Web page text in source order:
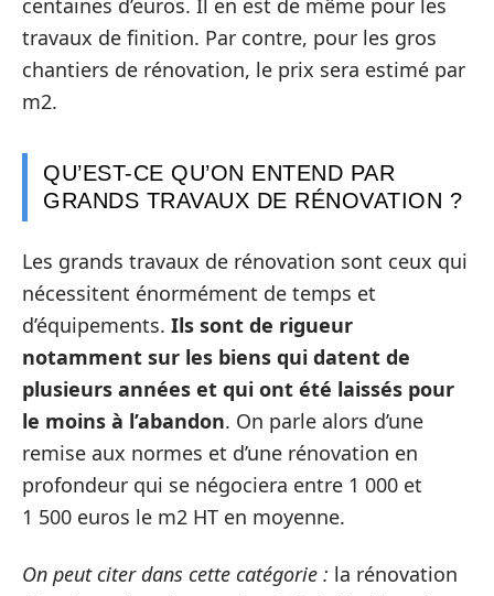
travaux de finition. Par contre, pour les gros
chantiers de rénovation, le prix sera estimé par
m2.
QU’EST-CE QU’ON ENTEND PAR
GRANDS TRAVAUX DE RÉNOVATION ?
Les grands travaux de rénovation sont ceux qui
nécessitent énormément de temps et
d’équipements. Ils sont de rigueur
notamment sur les biens qui datent de
plusieurs années et qui ont été laissés pour
le moins à l’abandon. On parle alors d’une
remise aux normes et d’une rénovation en
profondeur qui se négociera entre 1 000 et
1 500 euros le m2 HT en moyenne.
On peut citer dans cette catégorie : la rénovation